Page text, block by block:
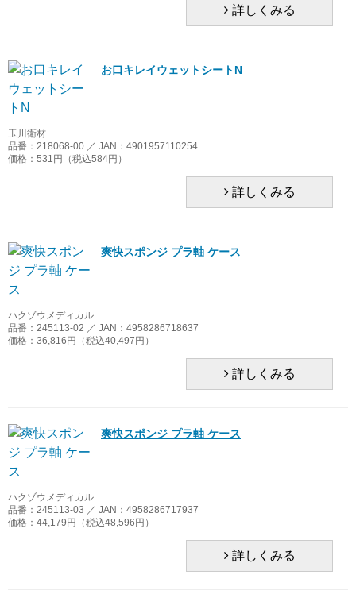
ピエラス
ピジョンタヒラ
ファイン
ベテル
雪印ビーンスターク
NEW CENTURY JAPAN
詳しくみる
お口キレイウェットシートN
玉川衛材
品番：218068-00 ／ JAN：4901957110254
価格：531円（税込584円）
詳しくみる
爽快スポンジ プラ軸 ケース
ハクゾウメディカル
品番：245113-02 ／ JAN：4958286718637
価格：36,816円（税込40,497円）
詳しくみる
爽快スポンジ プラ軸 ケース
ハクゾウメディカル
品番：245113-03 ／ JAN：4958286717937
価格：44,179円（税込48,596円）
詳しくみる